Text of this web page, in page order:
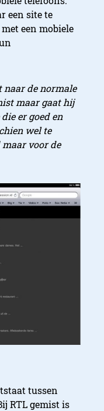
een site te
een mobiele
naar de normale
maar gaat hij
er goed en
wel te
voor de
tussen
RTL gemist is